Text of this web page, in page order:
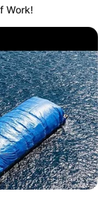
raccroche au nez
manquer tout
qu’il va
à
Work!